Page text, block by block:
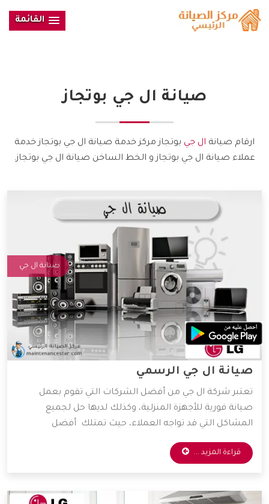
القائمة
صيانة ال جي بوتجاز
ارقام صيانة ال جي بوتجاز مركز خدمة صيانة ال جي بوتجاز خدمة
عملاء صيانة ال جي بوتجاز و الخط الساخن صيانة ال جي بوتجاز.
صيانة ال جي
صيانة ال جي الرسمي
تعتبر شركة ال جي من أفضل الشركات التي تقوم بعمل
صيانة فورية للأجهزة المنزلية، وكذلك لديها حل لجميع
المشاكل التي قد تواجه العملاء، حيث تمتلك أفضل
المهندسين والخبراء المتخصصين في صيانة جميع الأجهزة
الكهربائية، واعتماداً على آراء الكثير من العملاء فهي الأفضل
قراءة المزيد ...